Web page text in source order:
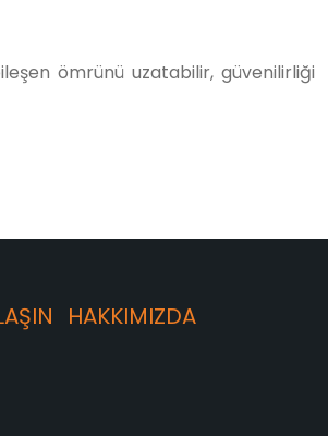
ömrünü uzatabilir, güvenilirliği
HAKKIMIZDA